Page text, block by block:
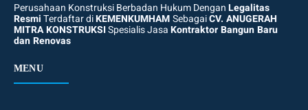
Perusahaan Konstruksi Berbadan Hukum DenganLegalitas
ResmiTerdaftar diKEMENKUMHAMSebagaiCV. ANUGERAH
MITRA KONSTRUKSISpesialis JasaKontraktor Bangun Baru
dan Renovas
MENU